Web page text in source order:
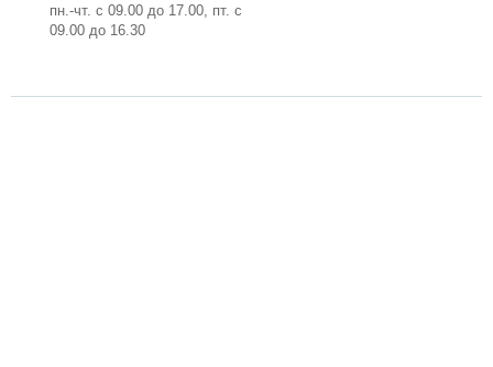
пн.-чт. с 09.00 до 17.00, пт. с
09.00 до 16.30